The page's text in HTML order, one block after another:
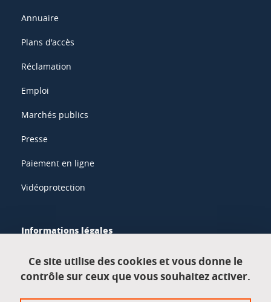
Annuaire
Plans d'accès
Réclamation
Emploi
Marchés publics
Presse
Paiement en ligne
Vidéoprotection
Informations légales
Données personnelles
Ce site utilise des cookies et vous donne le
contrôle sur ceux que vous souhaitez activer.